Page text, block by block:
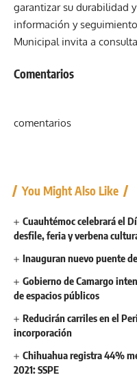
garantizar su durabilidad
información y
Municipal invita a
Comentarios
comentarios
You Might Also Like
Cuauhtémoc celebrará el
desfile, feria y verbena
Inauguran nuevo puente
Gobierno de Camargo
de espacios públicos
Reducirán carriles en el
incorporación
Chihuahua registra 44%
2021: SSPE